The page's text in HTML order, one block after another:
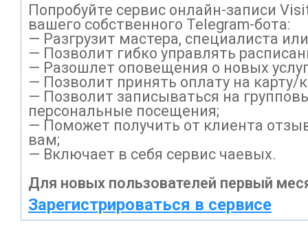
Попробуйте сервис онлайн-записи
вашего собственного Telegram-бота:
— Разгрузит мастера, специалиста
— Позволит гибко управлять
— Разошлет оповещения о новых
— Позволит принять оплату на карту/
— Позволит записываться на
персональные посещения;
— Поможет получить от клиента
вам;
— Включает в себя сервис чаевых.
Для новых пользователей первый
Зарегистрироваться в сервисе